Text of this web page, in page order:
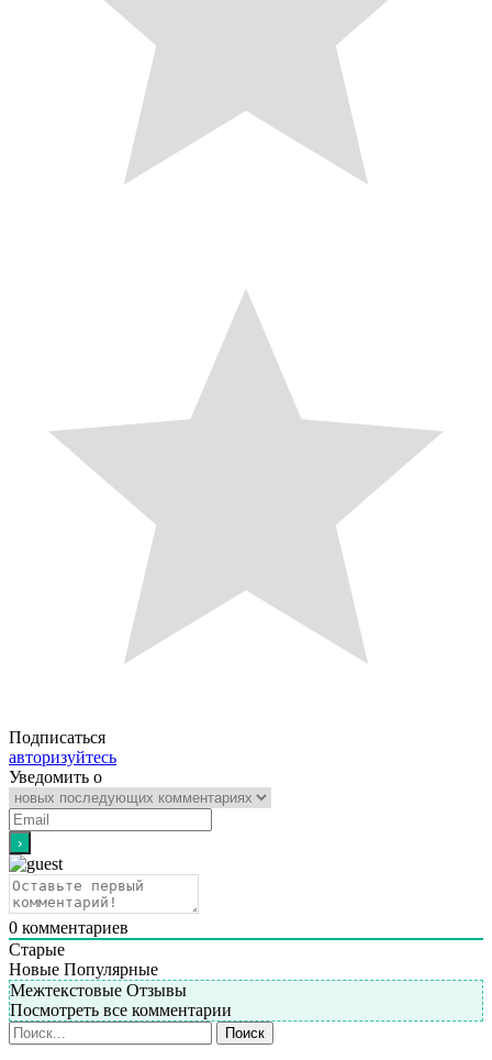
Подписаться
авторизуйтесь
Уведомить о
0 комментариев
Старые
Новые Популярные
Межтекстовые Отзывы
Посмотреть все комментарии